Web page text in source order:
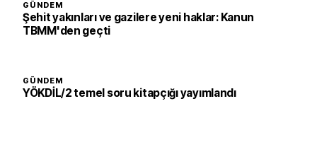
GÜNDEM
Şehit yakınları ve gazilere yeni haklar: Kanun
TBMM'den geçti
GÜNDEM
YÖKDİL/2 temel soru kitapçığı yayımlandı